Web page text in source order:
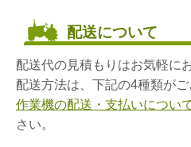
配送について
配送代の見積もりはお気軽に
配送方法は、下記の4種類がご
作業機の配送・支払いについ
さい。